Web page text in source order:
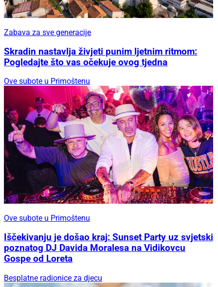
Zabava za sve generacije
Skradin nastavlja živjeti punim ljetnim ritmom:
Pogledajte što vas očekuje ovog tjedna
Ove subote u Primoštenu
Ove subote u Primoštenu
Iščekivanju je došao kraj: Sunset Party uz svjetski
poznatog DJ Davida Moralesa na Vidikovcu
Gospe od Loreta
Besplatne radionice za djecu